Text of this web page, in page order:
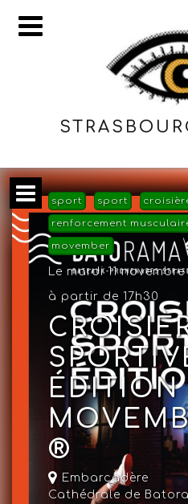
sport sport
renforcement
movember
Le mardi 11 novembre
à partir de 17h30
ÉDITION
®
Embarcadère
Cathédrale de